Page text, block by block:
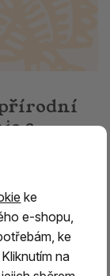
3.
známý svou
která
. Díky svému
sběratelské
ke
e-shopu,
ke
na